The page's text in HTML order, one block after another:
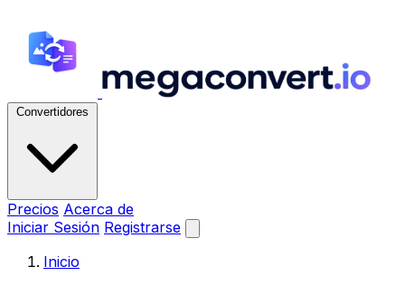
Convertidores
Precios Acerca de
Iniciar Sesión Registrarse
Inicio